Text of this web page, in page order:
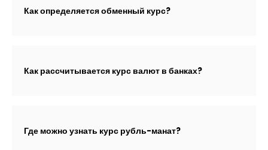
Как определяется обменный курс?
Как рассчитывается курс валют в банках?
Где можно узнать курс рубль-манат?